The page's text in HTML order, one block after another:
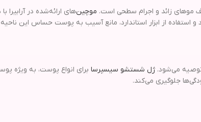
موهای زائد و اجرام سطحی است. موچین‌های ارائه‌شده در آرابیرا
و استفاده از ابزار استاندارد، مانع آسیب به پوست حساس این
توصیه می‌شود. ژل شستشو سیسپرسا برای انواع پوست، به ویژه
جلوگیری می‌کند.